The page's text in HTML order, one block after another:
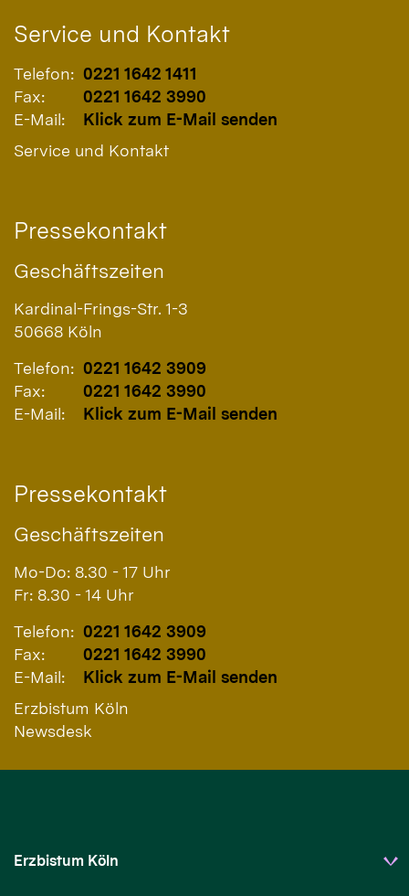
Service und Kontakt
Telefon: 0221 1642 1411
Fax:
0221 1642 3990
E-Mail:
Klick zum E-Mail senden
Service und Kontakt
Pressekontakt
Geschäftszeiten
Kardinal-Frings-Str. 1-3
50668 Köln
Telefon: 0221 1642 3909
Fax:
0221 1642 3990
E-Mail:
Klick zum E-Mail senden
Pressekontakt
Geschäftszeiten
Mo-Do: 8.30 - 17 Uhr
Fr: 8.30 - 14 Uhr
Telefon: 0221 1642 3909
Fax:
0221 1642 3990
E-Mail:
Klick zum E-Mail senden
Erzbistum Köln
Newsdesk
Erzbistum Köln